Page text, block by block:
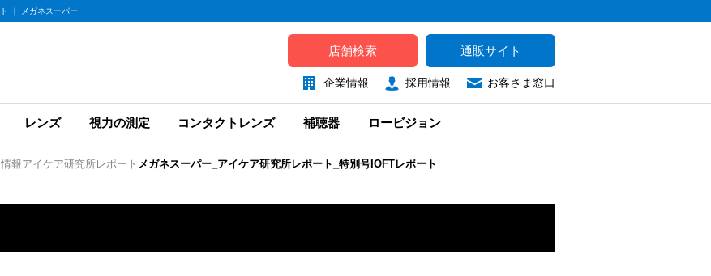
｜ メガネスーパー
店舗検索 通販サイト
企業情報 採用情報 お客さま窓口
レンズ 視力の測定 コンタクトレンズ 補聴器 ロービジョン
報アイケア研究所レポート メガネスーパー_アイケア研究所レポート_特別号IOFTレポート